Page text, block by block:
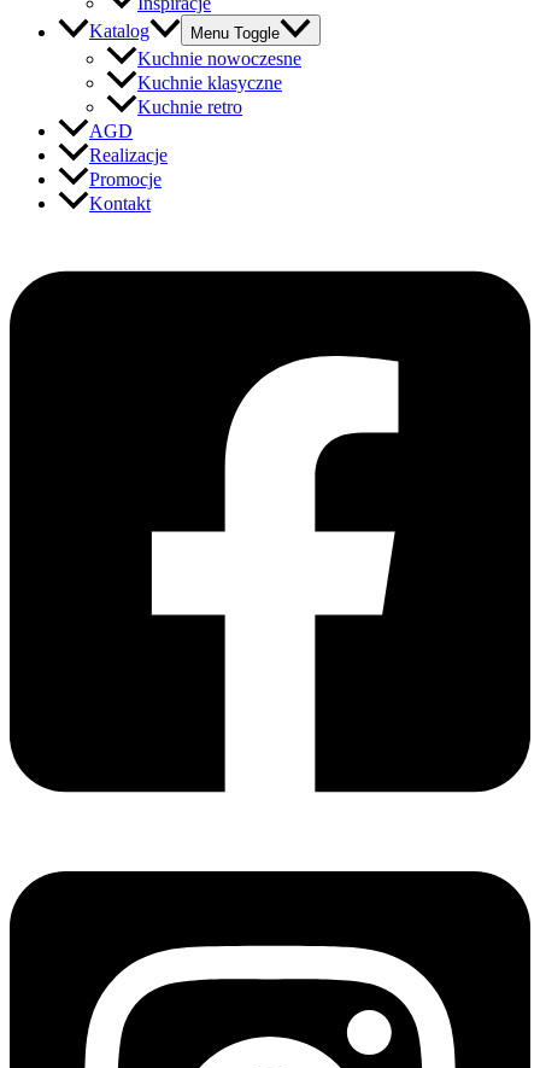
Katalog
Menu Toggle
Kuchnie nowoczesne
Kuchnie klasyczne
Kuchnie retro
AGD
Realizacje
Promocje
Kontakt